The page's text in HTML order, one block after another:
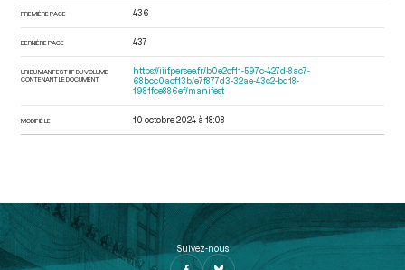
PREMIÈRE PAGE 436
DERNIÈRE PAGE 437
URI DU MANIFEST IIIF DU VOLUME
CONTENANT LE DOCUMENT
https://iiif.persee.fr/b0e2cf11-597c-427d-8ac7-
68bcc0acf13b/e7f877d3-32ae-43c2-bd18-
1981fce886ef/manifest
MODIFIÉ LE 10 octobre 2024 à 18:08
Suivez-nous